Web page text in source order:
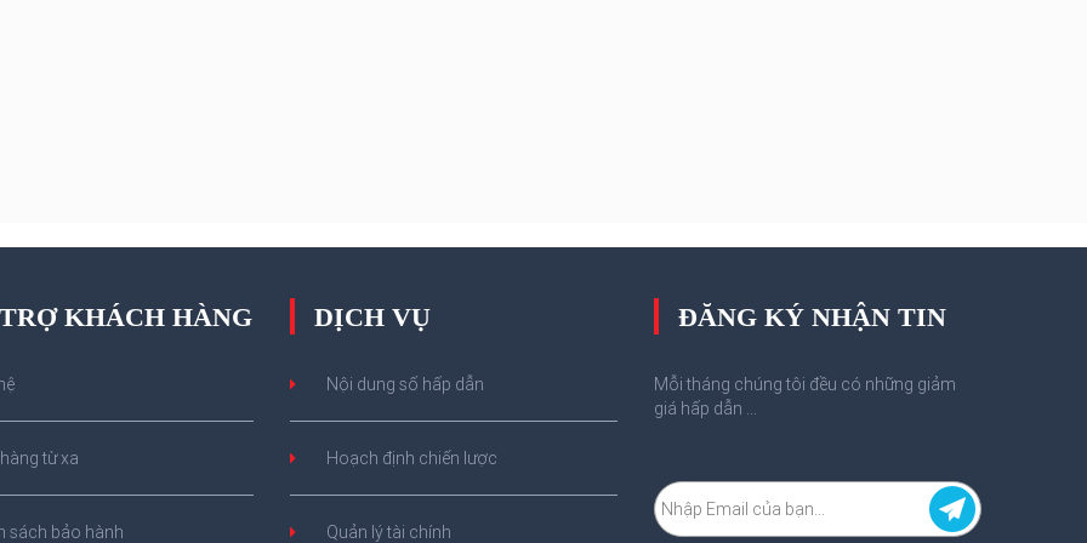
KHÁCH HÀNG
từ xa
sách bảo hành
DỊCH VỤ
Nội dung số hấp dẫn
Hoạch định chiến lược
Quản lý tài chính
ĐĂNG KÝ NHẬN TIN
Mỗi tháng chúng tôi đều có những giảm
giá hấp dẫn ...